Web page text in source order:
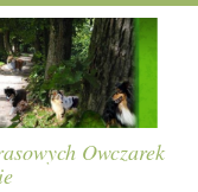
Owczarek